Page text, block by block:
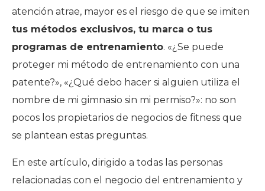
atención atrae, mayor es el riesgo de que se imiten
tus métodos exclusivos, tu marca o tus
programas de entrenamiento. «¿Se puede
proteger mi método de entrenamiento con una
patente?», «¿Qué debo hacer si alguien utiliza el
nombre de mi gimnasio sin mi permiso?»: no son
pocos los propietarios de negocios de fitness que
se plantean estas preguntas.
En este artículo, dirigido a todas las personas
relacionadas con el negocio del entrenamiento y